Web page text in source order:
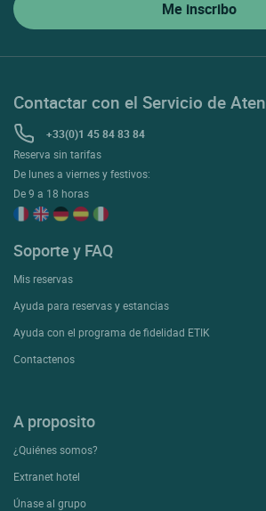
Contactar con el Servicio de
+33(0)1 45 84 83 84
Reserva sin tarifas
De lunes a viernes y festivos:
De 9 a 18 horas
Soporte y FAQ
Mis reservas
Ayuda para reservas y estancias
Ayuda con el programa de fidelidad ETIK
Contactenos
A proposito
¿Quiénes somos?
Extranet hotel
Únase al grupo